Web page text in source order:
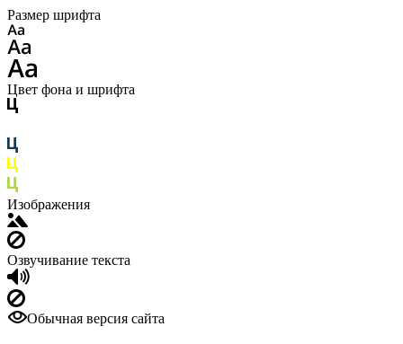
Размер шрифта
Цвет фона и шрифта
Изображения
Озвучивание текста
Обычная версия сайта